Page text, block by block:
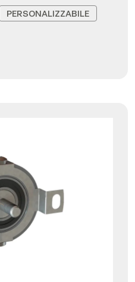
PERSONALIZZABILE